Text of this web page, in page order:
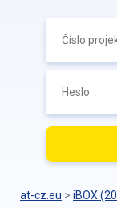
at-cz.eu > iBOX